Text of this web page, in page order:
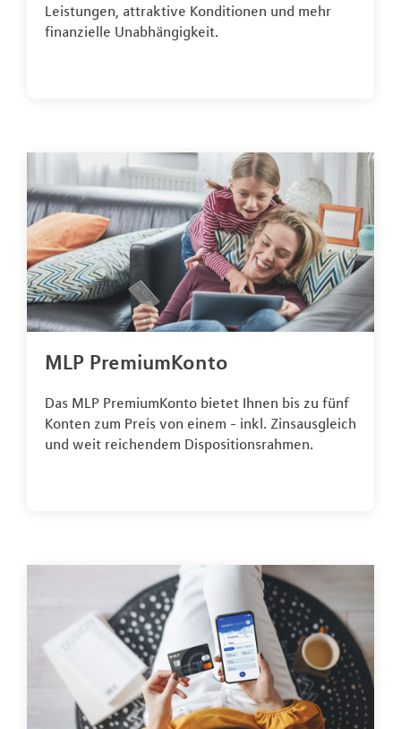
Leistungen, attraktive Konditionen und mehr
finanzielle Unabhängigkeit.
MLP PremiumKonto
Das MLP PremiumKonto bietet Ihnen bis zu fünf
Konten zum Preis von einem - inkl. Zinsausgleich
und weit reichendem Dispositionsrahmen.